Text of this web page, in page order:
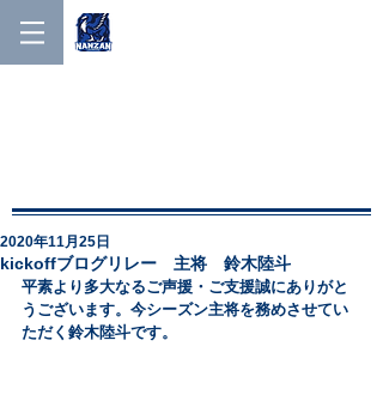
kickoffブログリレー 主将 鈴木陸斗
2020年11月25日
平素より多大なるご声援・ご支援誠にありがと
うございます。今シーズン主将を務めさせてい
ただく鈴木陸斗です。